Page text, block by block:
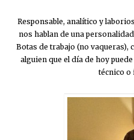
Responsable, analítico y
nos hablan de una
Botas de trabajo (no vaqueras),
alguien que el día de hoy
técnico o